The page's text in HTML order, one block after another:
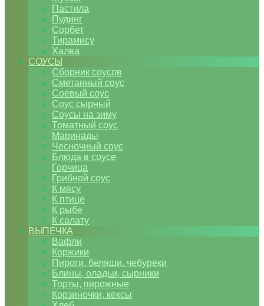
Пастила
Пудинг
Сорбет
Тирамису
Халва
СОУСЫ
Сборник соусов
Сметанный соус
Соевый соус
Соус сырный
Соусы на зиму
Томатный соус
Маринады
Чесночный соус
Блюда в соусе
Горчица
Грибной соус
К мясу
К птице
К рыбе
К салату
ВЫПЕЧКА
Вафли
Коржики
Пироги, беляши, чебуреки
Блины, оладьи, сырники
Торты, пирожные
Корзиночки, кексы